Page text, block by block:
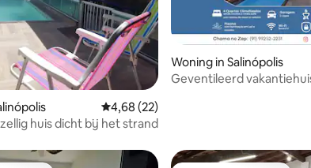
4,96 op 5, 55 recensies
Gemiddelde beoordeling van 4,68 op
4,68 (22)
huis dicht bij het strand
Woning in Salinópolis
Geventileerd